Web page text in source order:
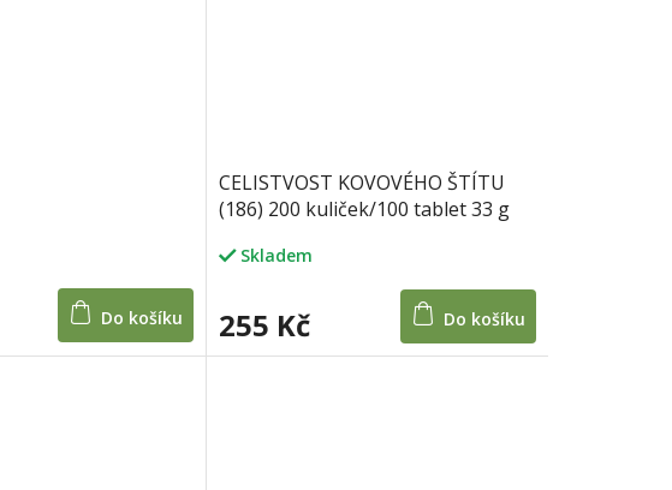
Do košíku
CELISTVOST KOVOVÉHO ŠTÍTU
(186) 200 kuliček/100 tablet 33 g
Skladem
255 Kč Do košíku